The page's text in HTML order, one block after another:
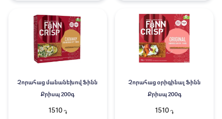
Չորահաց մանանեխով Ֆինն
Քրիսպ 200գ
1510֏
Չորահաց օրիգինալ Ֆինն
Քրիսպ 200գ
1510 ֏